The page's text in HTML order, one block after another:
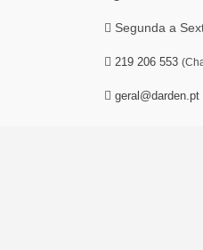
Segunda a
219 206 553
geral@darden.pt